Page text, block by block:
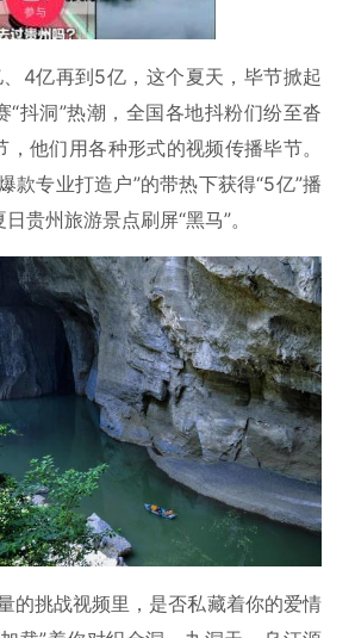
4亿再到5亿，这个夏天，毕节掀起
“抖洞”热潮，全国各地抖粉们纷至沓
他们用各种形式的视频传播毕节。
款专业打造户”的带热下获得“5亿”播
贵州旅游景点刷屏“黑马”。
的挑战视频里，是否私藏着你的爱情